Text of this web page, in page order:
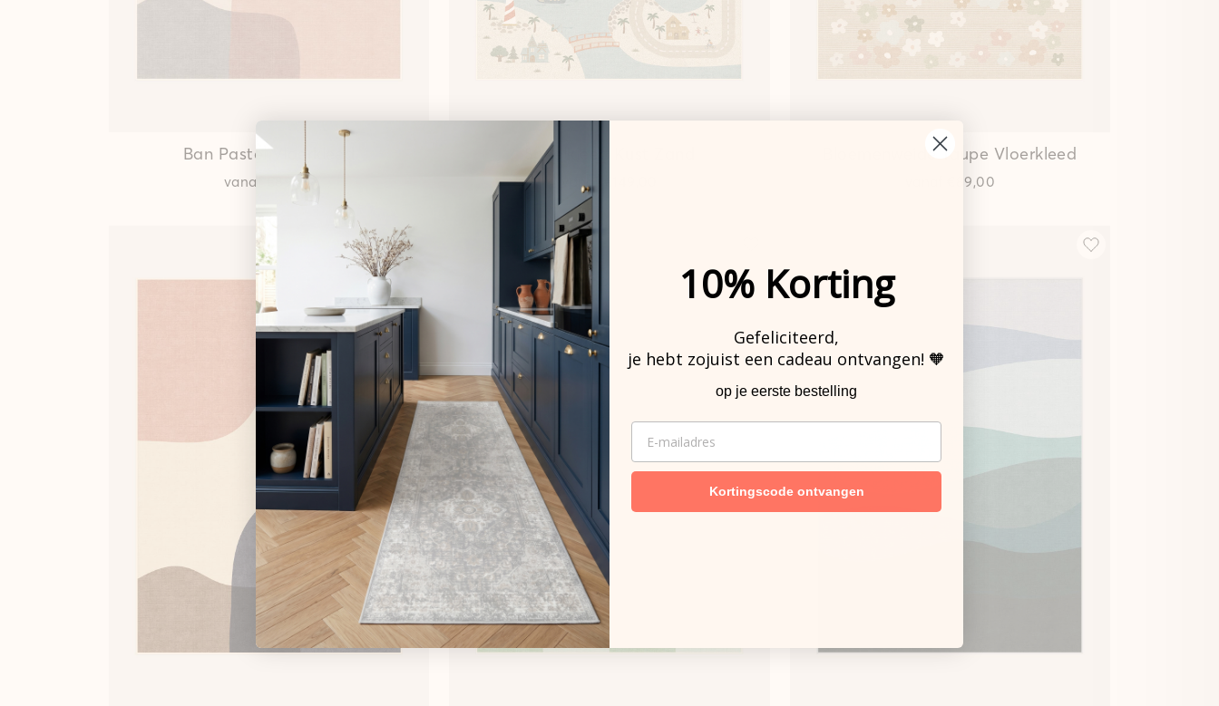
Ban PastelVloerkleed
vanaf €89,00
Speelkleed Kust
vanaf
Bloemenweide Taupe Vloerkleed
€89,00
10% Korting
Gefeliciteerd,
je hebt zojuist een cadeau ontvangen! 🧡
op je eerste bestelling
EMAIL
Kortingscode ontvangen